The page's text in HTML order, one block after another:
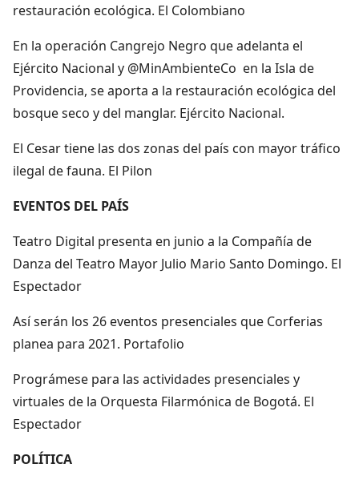
restauración ecológica. El Colombiano
En la operación Cangrejo Negro que adelanta el
Ejército Nacional y @MinAmbienteCo en la Isla de
Providencia, se aporta a la restauración ecológica del
bosque seco y del manglar. Ejército Nacional.
El Cesar tiene las dos zonas del país con mayor tráfico
ilegal de fauna. El Pilon
EVENTOS DEL PAÍS
Teatro Digital presenta en junio a la Compañía de
Danza del Teatro Mayor Julio Mario Santo Domingo. El
Espectador
Así serán los 26 eventos presenciales que Corferias
planea para 2021. Portafolio
Prográmese para las actividades presenciales y
virtuales de la Orquesta Filarmónica de Bogotá. El
Espectador
POLÍTICA